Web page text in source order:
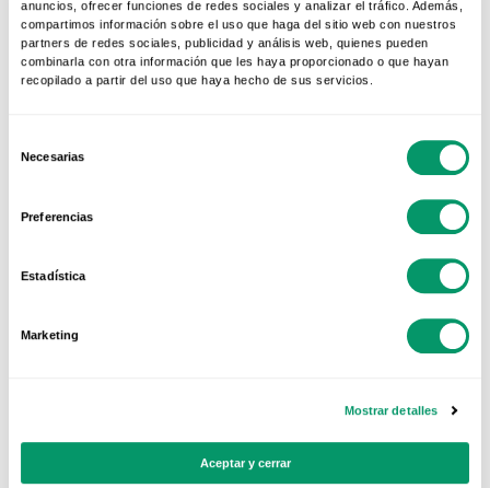
anuncios, ofrecer funciones de redes sociales y analizar el tráfico. Además,
compartimos información sobre el uso que haga del sitio web con nuestros
partners de redes sociales, publicidad y análisis web, quienes pueden
combinarla con otra información que les haya proporcionado o que hayan
recopilado a partir del uso que haya hecho de sus servicios.
Necesarias
Preferencias
Estadística
Marketing
Mostrar detalles
Aceptar y cerrar
VENTANAS Y PUERTAS DE PVC
Ventanas Correderas vs
Abatibles: ¿Cuál es la mejor
opción para tu vivienda?
Cómo cambiar las ventanas
Ventanas de PVC: la verdad